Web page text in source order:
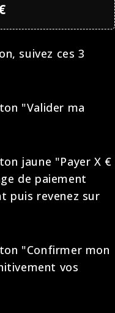
suivez ces 3
"Valider ma
jaune "Payer X €
de paiement
puis revenez sur
"Confirmer mon
vos